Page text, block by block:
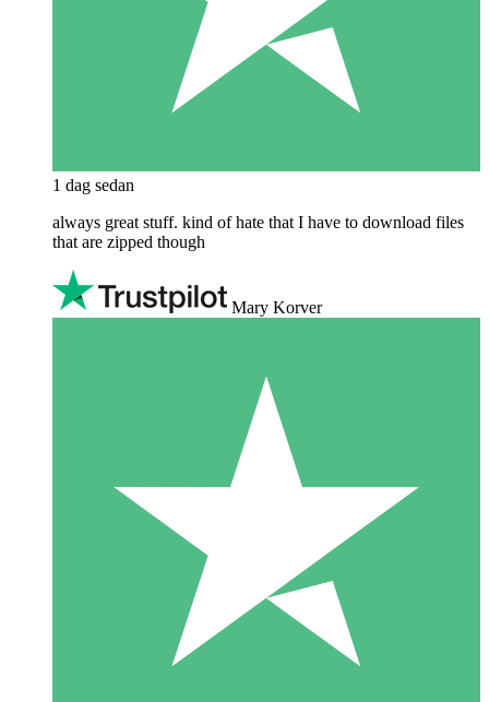
1 dag sedan
always great stuff. kind of hate that I have to download files
that are zipped though
Mary Korver